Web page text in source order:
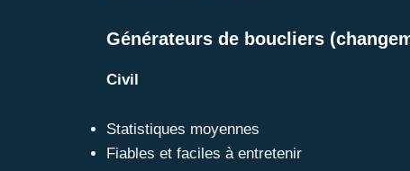
Générateurs de boucliers
Civil
Statistiques moyennes
Fiables et faciles à entretenir